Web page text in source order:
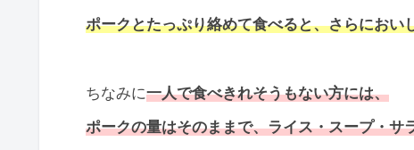
ポークとたっぷり絡めて食べると、さらにおい
ちなみに一人で食べきれそうもない方には、
ポークの量はそのままで、ライス・スープ・サ